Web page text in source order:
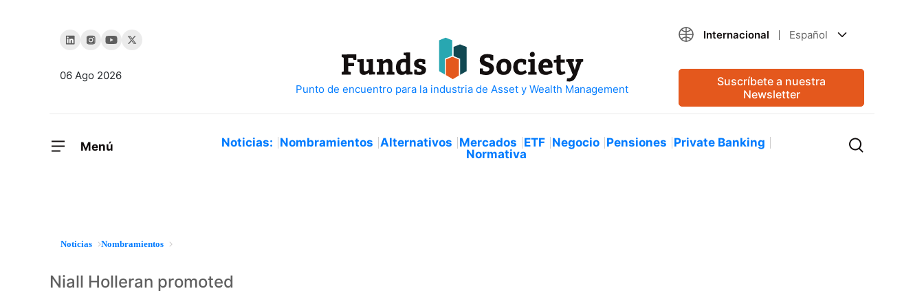
06 Ago 2026
Internacional Español
Suscríbete a nuestra
Newsletter
Menú Noticias: Nombramientos Alternativos Mercados ETF Negocio Pensiones Private Banking
Normativa
Noticias Nombramientos
Niall Holleran promoted